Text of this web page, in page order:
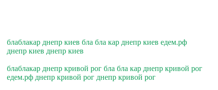
блаблакар днепр киев бла бла кар днепр киев едем.рф
днепр киев днепр киев
блаблакар днепр кривой рог бла бла кар днепр кривой рог
едем.рф днепр кривой рог днепр кривой рог